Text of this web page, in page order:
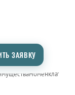
ЗАЯВКУ
Номенклатура